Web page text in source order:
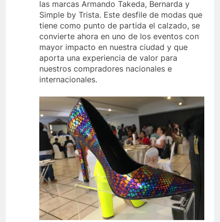
las marcas Armando Takeda, Bernarda y
Simple by Trista. Este desfile de modas que
tiene como punto de partida el calzado, se
convierte ahora en uno de los eventos con
mayor impacto en nuestra ciudad y que
aporta una experiencia de valor para
nuestros compradores nacionales e
internacionales.